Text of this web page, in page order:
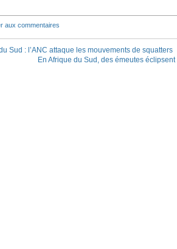
aux commentaires
Sud : l’ANC attaque les mouvements de squatters
En Afrique du Sud, des émeutes